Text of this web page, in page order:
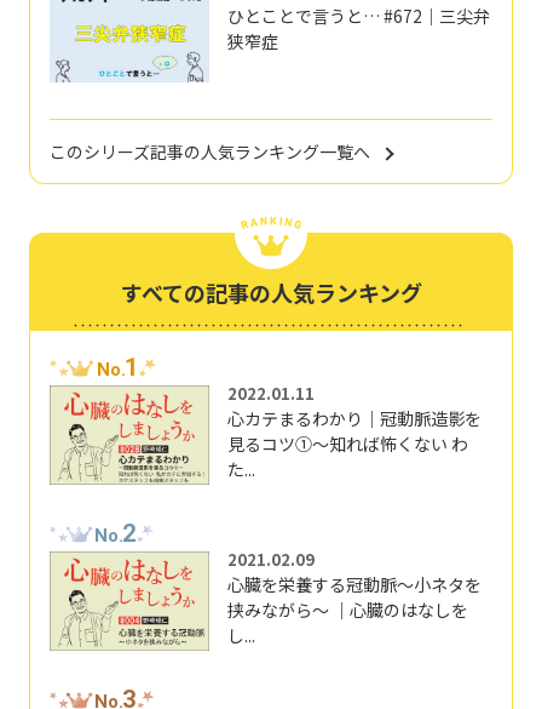
ひとことで言うと… #672｜三尖弁
狭窄症
このシリーズ記事の人気ランキング一覧へ
すべての記事の人気ランキング
No.1
2022.01.11
心カテまるわかり｜冠動脈造影を
見るコツ①～知れば怖くない わ
た...
No.2
2021.02.09
心臓を栄養する冠動脈～小ネタを
挟みながら～ ｜心臓のはなしを
し...
No.3